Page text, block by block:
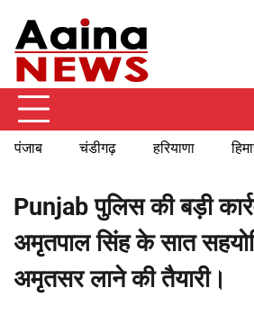
content
पंजाब चंडीगढ़ हरियाणा
Punjab पुलिस की बड़ी
अमृतपाल सिंह के सात
अमृतसर लाने की तैयारी।